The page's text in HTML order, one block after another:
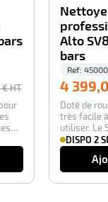
€ HT
Alto
bars
Ref:
4
Doté de
très facile
utiliser. Le
nettoy…
DISPO 2